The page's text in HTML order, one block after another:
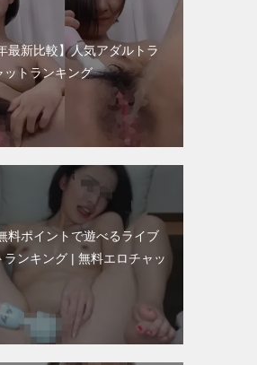
最新比較】人気アダルトラ
ットランキング
料ポイントで遊べるライブ
ランキング | 無料エロチャッ